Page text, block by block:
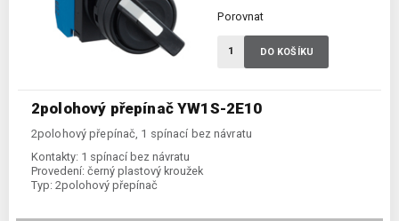
2polohový přepínač YW1S-2E10
2polohový přepínač, 1 spínací bez návratu
Kontakty: 1 spínací bez návratu
Provedení: černý plastový kroužek
Typ: 2polohový přepínač
Porovnat
DO KOŠÍKU